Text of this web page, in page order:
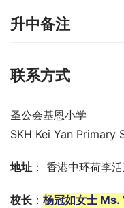
升中备注
联系方式
圣公会基恩小学
SKH Kei Yan Primary
地址 ： 香港中环荷李活
校长 ： 杨冠如女士